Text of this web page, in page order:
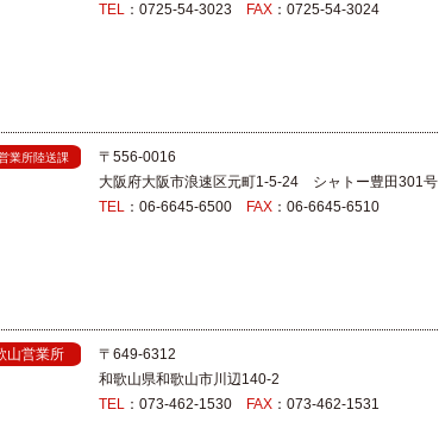
TEL ：0725-54-3023 FAX ：0725-54-3024
業所陸送課
〒556-0016
大阪府大阪市浪速区元町1-5-24 シャトー豊田301号
TEL ：06-6645-6500 FAX ：06-6645-6510
山営業所
〒649-6312
和歌山県和歌山市川辺140-2
TEL ：073-462-1530 FAX ：073-462-1531